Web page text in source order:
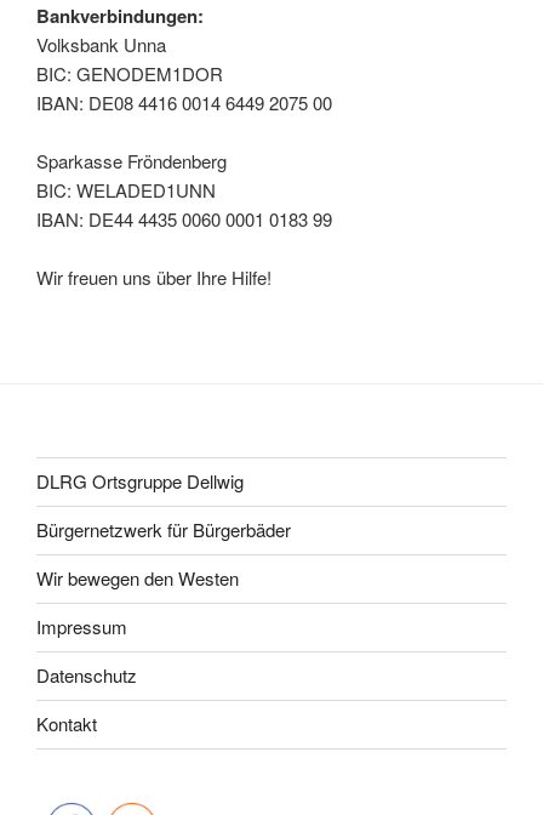
Bankverbindungen:
Volksbank Unna
BIC: GENODEM1DOR
IBAN: DE08 4416 0014 6449 2075 00
Sparkasse Fröndenberg
BIC: WELADED1UNN
IBAN: DE44 4435 0060 0001 0183 99
Wir freuen uns über Ihre Hilfe!
DLRG Ortsgruppe Dellwig
Bürgernetzwerk für Bürgerbäder
Wir bewegen den Westen
Impressum
Datenschutz
Kontakt